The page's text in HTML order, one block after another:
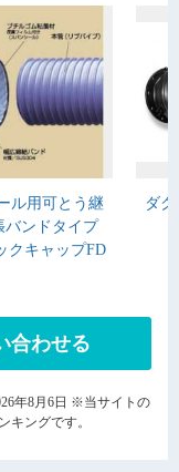
ル用可とう継
バンドタイプ
クキャップFD
ダ
合わせる
年8月6日 ※当サイトの
キングです。